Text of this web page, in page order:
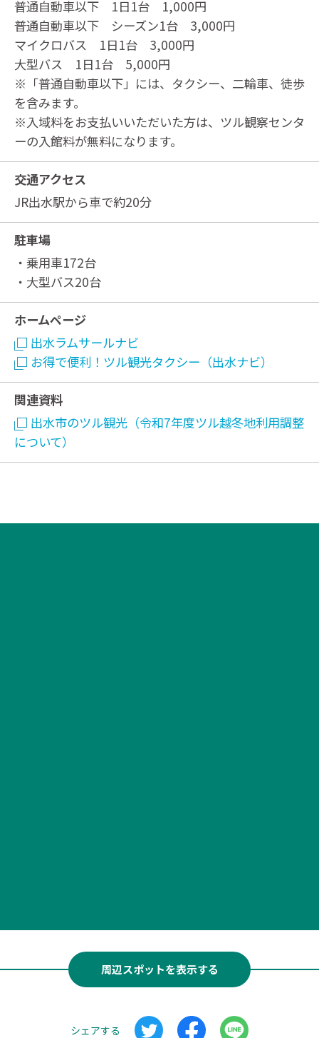
普通自動車以下 1日1台 1,000円
普通自動車以下 シーズン1台 3,000円
マイクロバス 1日1台 3,000円
大型バス 1日1台 5,000円
※「普通自動車以下」には、タクシー、二輪車、徒歩
を含みます。
※入域料をお支払いいただいた方は、ツル観察センタ
ーの入館料が無料になります。
交通アクセス
JR出水駅から車で約20分
駐車場
・乗用車172台
・大型バス20台
ホームページ
出水ラムサールナビ
お得で便利！ツル観光タクシー（出水ナビ）
関連資料
出水市のツル観光（令和7年度ツル越冬地利用調整
について）
周辺スポットを表示する
シェアする